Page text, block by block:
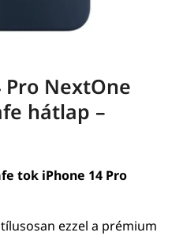
NextOne
hátlap –
tok iPhone 14 Pro
ezzel a prémium